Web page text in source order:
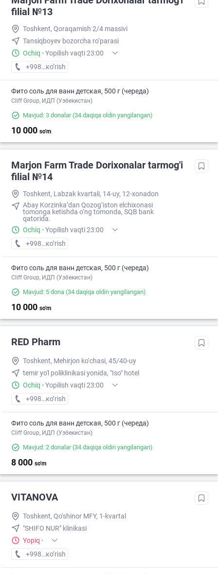
filial №13
Toshkent, Qoraqamish 2/4 massivi
Tansiqboyev bozorcha ro‘parasi
Ochiq · Yopilish vaqti 23:00
+998 (77) XXX-XX-XX
кo’rish
Фито соль для ванн детская, 500 г (череда)
Cliff Group, ИДП (Узбекистан)
Mavjud: 3 donalar(34 daqiqa oldin yangilangan)
10 000 so'm
Marjon Farm Trade Dorixonalar tarmog'i
filial №14
Toshkent, Labzak kvartali, 14-uy, 12-xonadon
Abay Korzinka’dan Qozog‘iston elchixonasi
tomonga ketishda o‘ng tomonda, SQB bank
qatorida.
Ochiq · Yopilish vaqti 23:00
+998 (77) XXX-XX-XX
кo’rish
Фито соль для ванн детская, 500 г (череда)
Cliff Group, ИДП (Узбекистан)
Mavjud: 5 dona (34 daqiqa oldin yangilangan)
10 000 so'm
RED Pharm
Toshkent, Mehirjon ko‘chasi, 45/40-uy
temir yo'l poliklinikasi yonida, "Iso" hotel
Ochiq · Yopilish vaqti 23:00
+998 (99) XXX-XX-XX
кo’rish
Фито соль для ванн детская, 500 г (череда)
Cliff Group, ИДП (Узбекистан)
Mavjud: 2 donalar(34 daqiqa oldin yangilangan)
8 000 so'm
VITANOVA
Toshkent, Qo‘shinor MFY, 1-kvartal
"SHIFO NUR" klinikasi
Yopiq ·
+998 (77) XXX-XX-XX
кo’rish